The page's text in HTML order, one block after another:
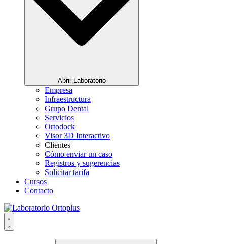
Abrir Laboratorio
Empresa
Infraestructura
Grupo Dental
Servicios
Ortodock
Visor 3D Interactivo
Clientes
Cómo enviar un caso
Registros y sugerencias
Solicitar tarifa
Cursos
Contacto